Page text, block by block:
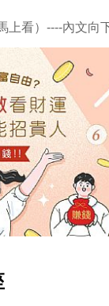
上看）----內文向